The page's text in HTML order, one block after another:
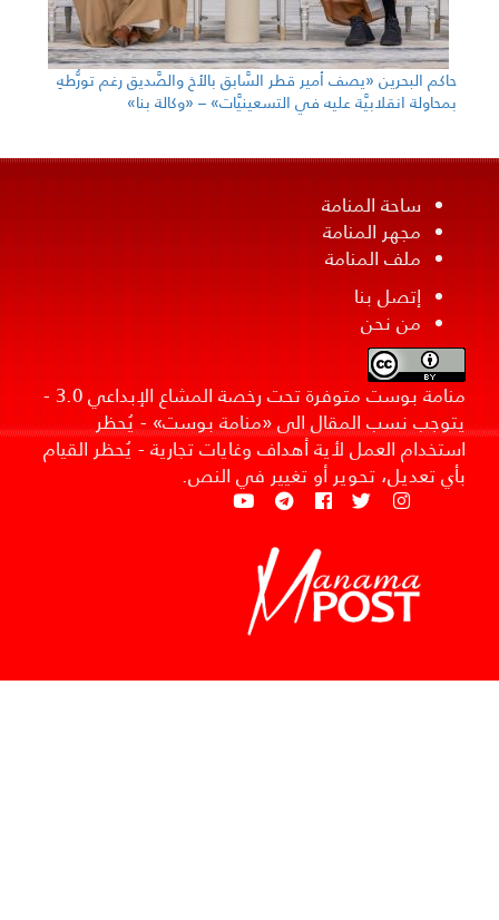
حاكم البحرين «يصف أمير قطر السَّابق بالأخ والصَّديق رغم تورُّطهِ
بمحاولة انقلابيَّة عليه في التسعينيَّات» – «وكالة بنا»
ساحة المنامة
مجهر المنامة
ملف المنامة
إتصل بنا
من نحن
منامة بوست متوفرة تحت رخصة المشاع الإبداعي 3.0 -
يتوجب نسب المقال الى «منامة بوست» - يُحظر
استخدام العمل لأية أهداف وغايات تجارية - يُحظر القيام
بأي تعديل، تحوير أو تغيير في النص.